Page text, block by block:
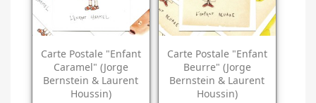
Carte Postale "Enfant
Caramel" (Jorge
Bernstein & Laurent
Houssin)
Carte Postale "Enfant
Beurre" (Jorge
Bernstein & Laurent
Houssin)